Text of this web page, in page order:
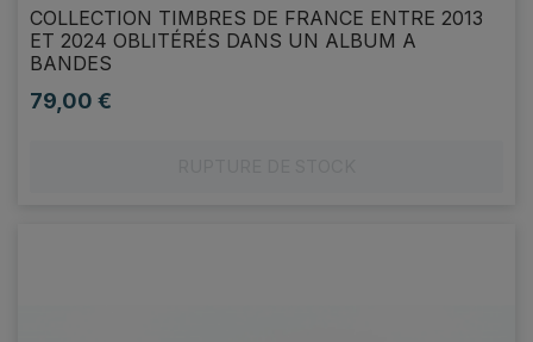
COLLECTION TIMBRES DE FRANCE ENTRE 2013
ET 2024 OBLITÉRÉS DANS UN ALBUM A
BANDES
Prix
79,00 €